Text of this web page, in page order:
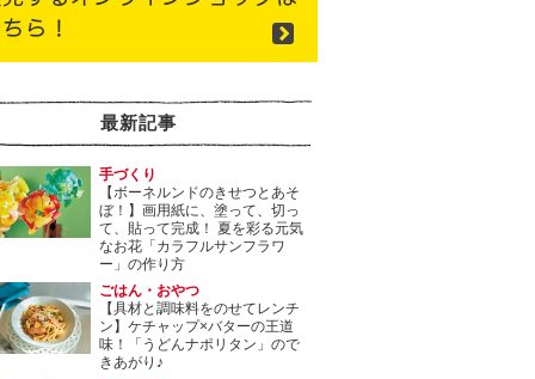
最新記事
手づくり
【ボーネルンドのきせつとあそ
ぼ！】画用紙に、塗って、切っ
て、貼って完成！ 夏を彩る元気
なお花「カラフルサンフラワ
ー」の作り方
ごはん・おやつ
【具材と調味料をのせてレンチ
ン】ケチャップ×バターの王道
味！「うどんナポリタン」ので
きあがり♪